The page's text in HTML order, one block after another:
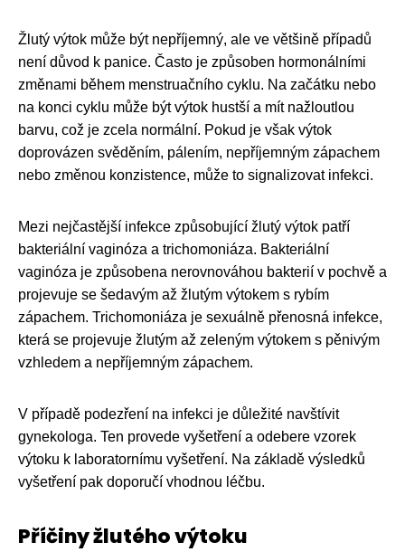
Žlutý výtok může být nepříjemný, ale ve většině případů
není důvod k panice. Často je způsoben hormonálními
změnami během menstruačního cyklu. Na začátku nebo
na konci cyklu může být výtok hustší a mít nažloutlou
barvu, což je zcela normální. Pokud je však výtok
doprovázen svěděním, pálením, nepříjemným zápachem
nebo změnou konzistence, může to signalizovat infekci.
Mezi nejčastější infekce způsobující žlutý výtok patří
bakteriální vaginóza a trichomoniáza. Bakteriální
vaginóza je způsobena nerovnováhou bakterií v pochvě a
projevuje se šedavým až žlutým výtokem s rybím
zápachem. Trichomoniáza je sexuálně přenosná infekce,
která se projevuje žlutým až zeleným výtokem s pěnivým
vzhledem a nepříjemným zápachem.
V případě podezření na infekci je důležité navštívit
gynekologa. Ten provede vyšetření a odebere vzorek
výtoku k laboratornímu vyšetření. Na základě výsledků
vyšetření pak doporučí vhodnou léčbu.
Příčiny žlutého výtoku